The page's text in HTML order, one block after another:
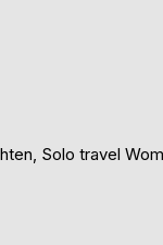
Solo travel